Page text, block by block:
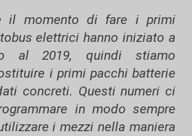
il momento di fare i primi
elettrici hanno iniziato a
al 2019, quindi stiamo
i primi pacchi batterie
concreti. Questi numeri ci
in modo sempre
i mezzi nella maniera